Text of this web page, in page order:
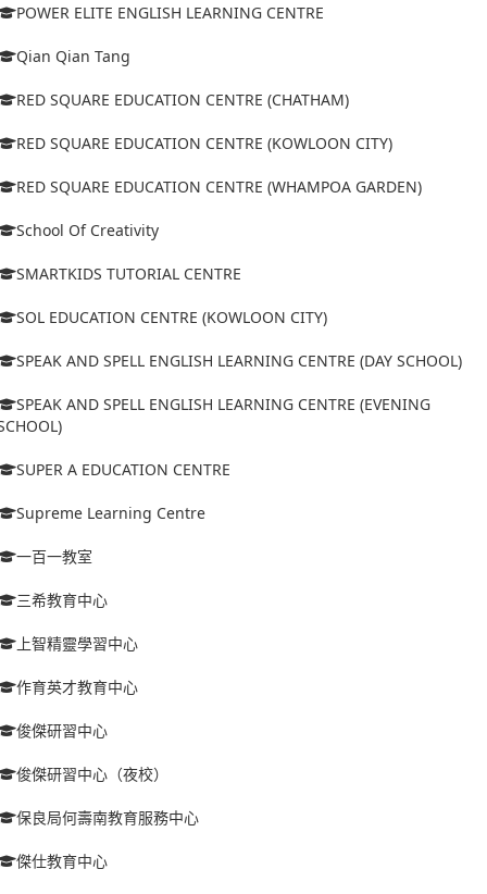
POWER ELITE ENGLISH LEARNING CENTRE
Qian Qian Tang
RED SQUARE EDUCATION CENTRE (CHATHAM)
RED SQUARE EDUCATION CENTRE (KOWLOON CITY)
RED SQUARE EDUCATION CENTRE (WHAMPOA GARDEN)
School Of Creativity
SMARTKIDS TUTORIAL CENTRE
SOL EDUCATION CENTRE (KOWLOON CITY)
SPEAK AND SPELL ENGLISH LEARNING CENTRE (DAY SCHOOL)
SPEAK AND SPELL ENGLISH LEARNING CENTRE (EVENING
SUPER A EDUCATION CENTRE
Supreme Learning Centre
一百一教室
三希教育中心
上智精靈學習中心
作育英才教育中心
俊傑研習中心
俊傑研習中心（夜校）
保良局何壽南教育服務中心
傑仕教育中心